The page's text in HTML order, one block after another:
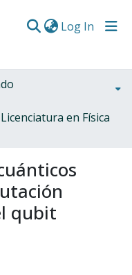
Log In
Licenciatura en Física
qubit